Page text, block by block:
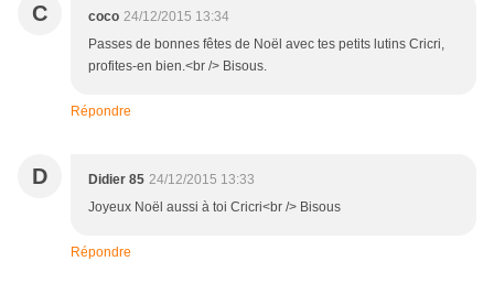
C coco 24/12/2015 13:34
Passes de bonnes fêtes de Noël avec tes petits lutins Cricri,
profites-en bien.<br /> Bisous.
Répondre
D Didier 85 24/12/2015 13:33
Joyeux Noël aussi à toi Cricri<br /> Bisous
Répondre